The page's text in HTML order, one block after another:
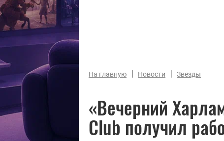
На главную | Новости | Звезды
«Вечерний
Club получил